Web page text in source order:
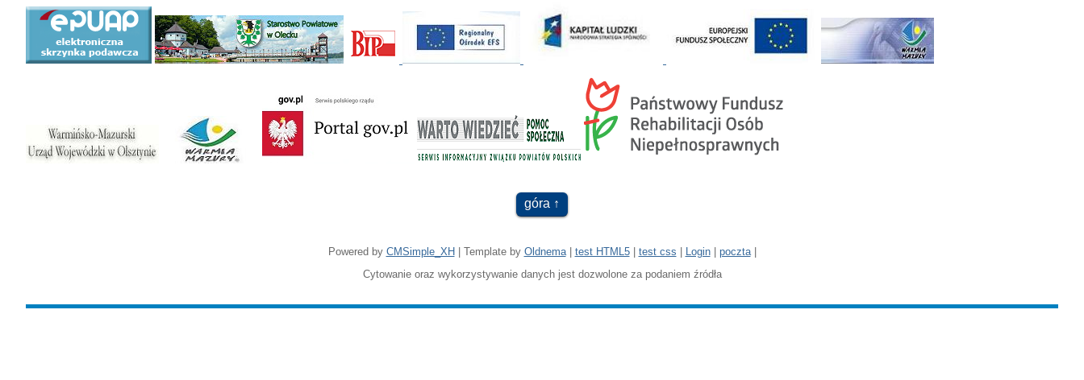
góra
Powered by CMSimple_XH | Template by Oldnema| test HTML5| test css Login| poczta|
Cytowanie oraz wykorzystywanie danych jest dozwolone za podaniem źródła